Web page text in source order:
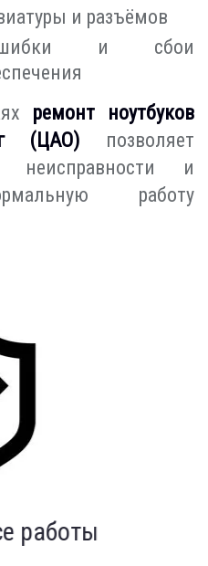
и разъёмов
и сбои
ремонт ноутбуков
(ЦАО) позволяет
неисправности и
работу
подход